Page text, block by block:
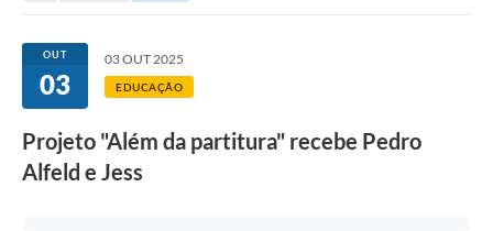
Ouvidoria
Serviços
OUT
03
03 OUT 2025
EDUCAÇÃO
Projeto "Além da partitura" recebe Pedro
Alfeld e Jess